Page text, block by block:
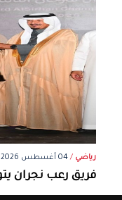
رياضي /04 أغسطس 2026
فريق رعب نجران